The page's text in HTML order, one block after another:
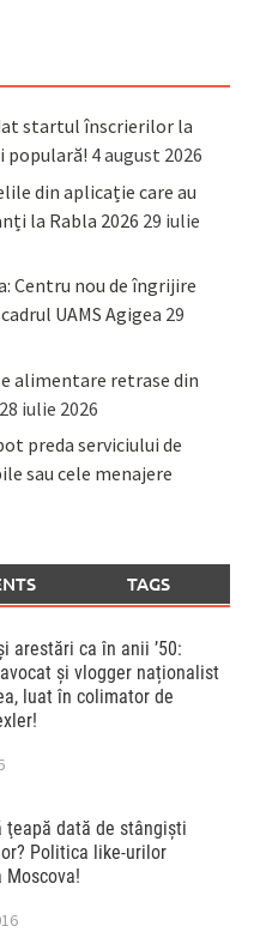
startul înscrierilor la
populară! 4 august 2026
din aplicație care au
la Rabla 2026 29 iulie
Centru nou de îngrijire
UAMS Agigea 29
alimentare retrase din
28 iulie 2026
preda serviciului de
sau cele menajere
TAGS
arestări ca în anii ’50:
și vlogger naționalist
luat în colimator de
ţeapă dată de stângişti
Politica like-urilor
Moscova!